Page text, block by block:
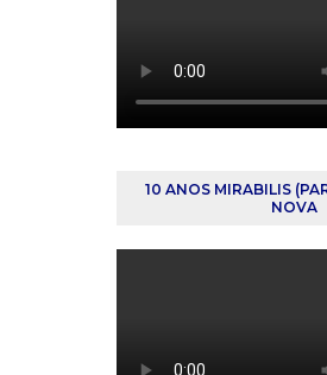
10 ANOS MIRABILIS
NOVA